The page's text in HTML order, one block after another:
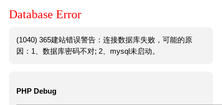
Database Error
(1040) 365建站错误警告：连接数据库失败，可能的原
因：1、数据库密码不对; 2、mysql未启动。
PHP Debug